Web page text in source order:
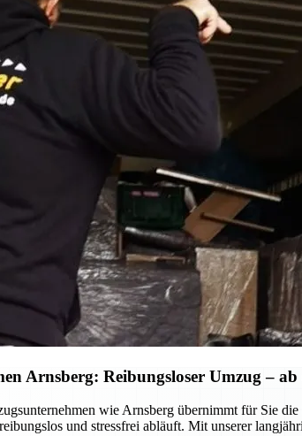
Arnsberg: Reibungsloser Umzug –
wie Arnsberg übernimmt für Sie
und stressfrei abläuft. Mit unserer